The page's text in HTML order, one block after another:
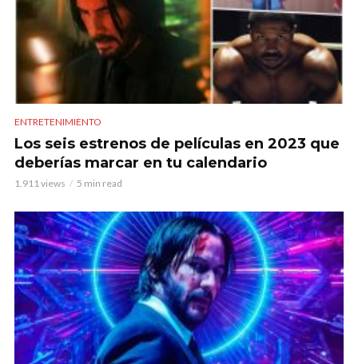
ENTRETENIMIENTO
Los seis estrenos de películas en 2023 que
deberías marcar en tu calendario
1.911 views 5 min read